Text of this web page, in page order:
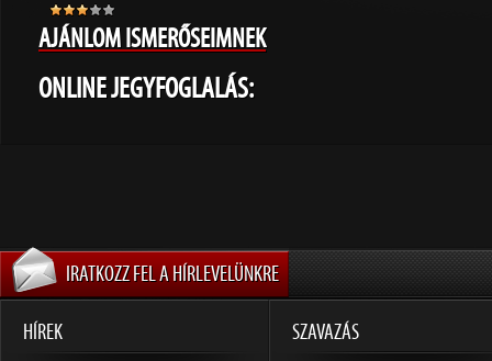
AJÁNLOM ISMERŐSEIMNEK
ONLINE JEGYFOGLALÁS:
IRATKOZZ FEL A HÍRLEVELÜNKRE
HÍREK SZAVAZÁS